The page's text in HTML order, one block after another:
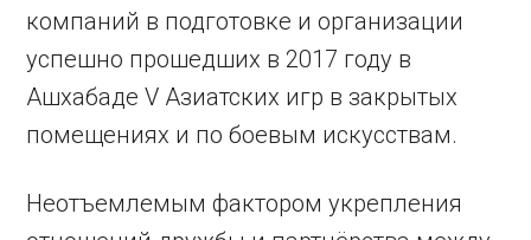
компаний в подготовке и организации
успешно прошедших в 2017 году в
Ашхабаде V Азиатских игр в закрытых
помещениях и по боевым искусствам.
Неотъемлемым фактором укрепления